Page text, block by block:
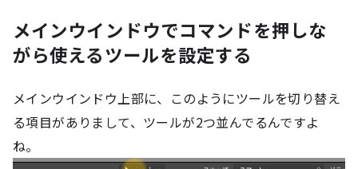
メインウインドウでコマンドを押しな
がら使えるツールを設定する
メインウインドウ上部に、このようにツールを切り替え
る項目がありまして、ツールが2つ並んでるんですよ
ね。